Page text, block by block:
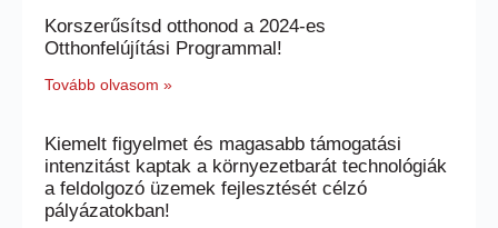
Korszerűsítsd otthonod a 2024-es
Otthonfelújítási Programmal!
Tovább olvasom »
Kiemelt figyelmet és magasabb támogatási
intenzitást kaptak a környezetbarát technológiák
a feldolgozó üzemek fejlesztését célzó
pályázatokban!